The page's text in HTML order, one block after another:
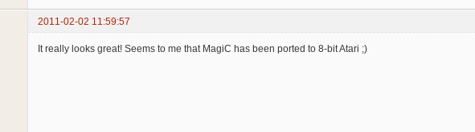
2011-02-02 11:59:57
It really looks great! Seems to me that MagiC has been ported to 8-bit Atari ;)